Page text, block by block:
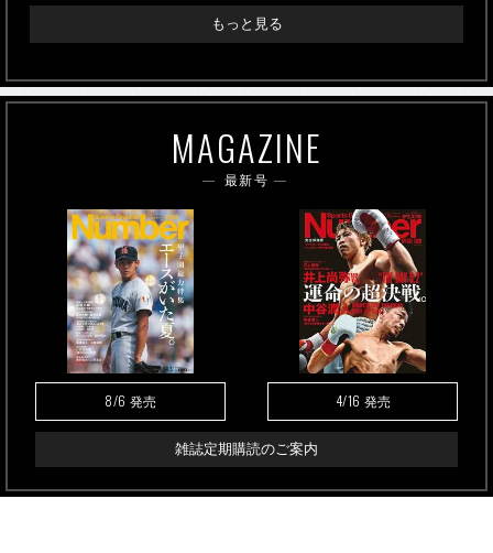
もっと見る
MAGAZINE
最新号
8/6 発売 4/16 発売
雑誌定期購読のご案内